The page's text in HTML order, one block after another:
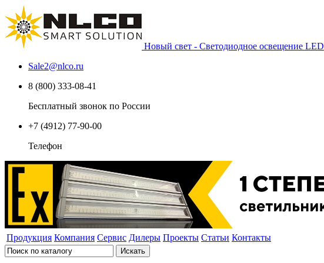
Новый свет - Светодиодное освещение LED
Sale2@nlco.ru
8 (800) 333-08-41
Бесплатный звонок по России
+7 (4912) 77-90-00
Телефон
Продукция Компания Сервис Дилеры Проекты Статьи Контакты